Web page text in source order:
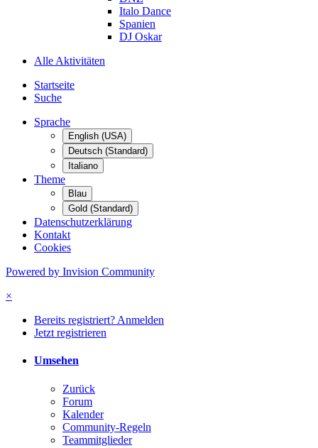
Italo Dance
Spanien
DJ Oskar
Alle Aktivitäten
Startseite
Suche
Sprache
English (USA)
Deutsch (Standard)
Italiano
Theme
Blau
Gold (Standard)
Datenschutzerklärung
Kontakt
Cookies
Powered by Invision Community
×
Bereits registriert? Anmelden
Jetzt registrieren
Umsehen
Zurück
Forum
Kalender
Community-Regeln
Teammitglieder